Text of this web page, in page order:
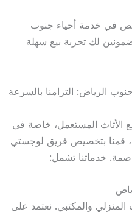
في خدمة أحياء جنوب
لك تجربة بيع سهلة
الرياض: التزامنا بالسرعة
الأثاث المستعمل، خاصة في
قمنا بتخصيص فريق لوجستي
خدماتنا تشمل:
والمكتبي. نعتمد على